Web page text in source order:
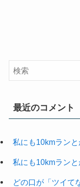
最近のコメント
私にも10kmラン
私にも10kmラン
どの口が「ツイて